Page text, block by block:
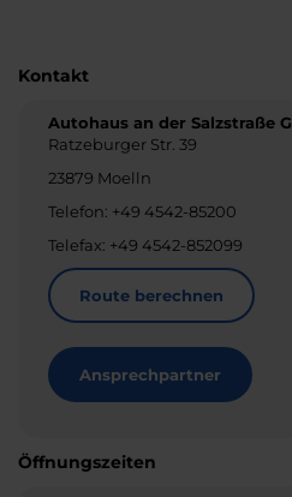
Kontakt
Autohaus an der Salzstraße
Ratzeburger Str. 39
23879 Moelln
Telefon: +49 4542-85200
Telefax: +49 4542-852099
Route berechnen
Ansprechpartner
Öffnungszeiten